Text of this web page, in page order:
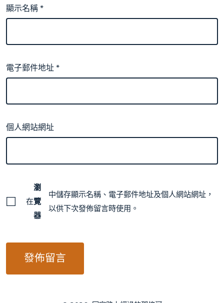
顯示名稱*
電子郵件地址*
個人網站網址
在
瀏
覽
器
中儲存顯示名稱、電子郵件地址及個人網站網址，
以供下次發佈留言時使用。